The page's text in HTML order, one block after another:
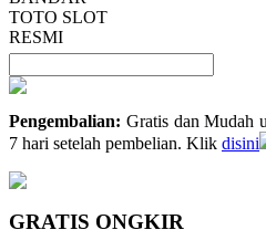
TOTO SLOT
RESMI
Pengembalian: Gratis dan Mudah
7 hari setelah pembelian. Klik disini
GRATIS ONGKIR